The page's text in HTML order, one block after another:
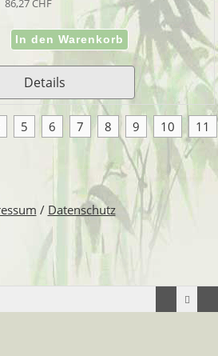
86,27 CHF
Details
5 6 7 8 9 10 11
/ Datenschutz